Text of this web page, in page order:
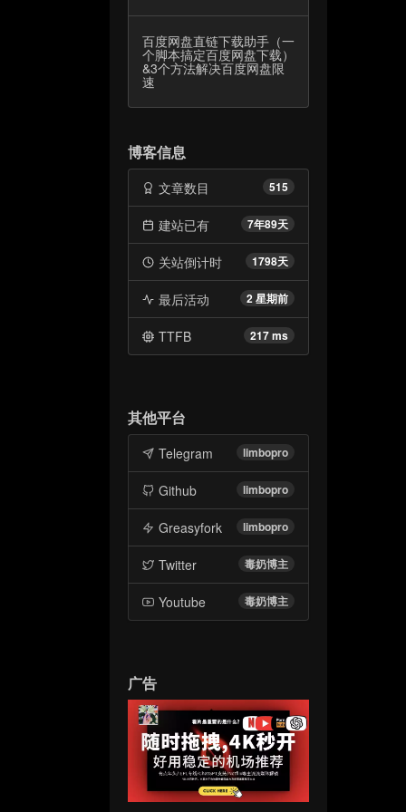
百度网盘直链下载助手（一
个脚本搞定百度网盘下载）
&3个方法解决百度网盘限
速
博客信息
515
文章数目
7年89天
建站已有
1798天
关站倒计时
2 星期前
最后活动
217 ms
TTFB
其他平台
limbopro
Telegram
limbopro
Github
limbopro
Greasyfork
毒奶博主
Twitter
毒奶博主
Youtube
广告